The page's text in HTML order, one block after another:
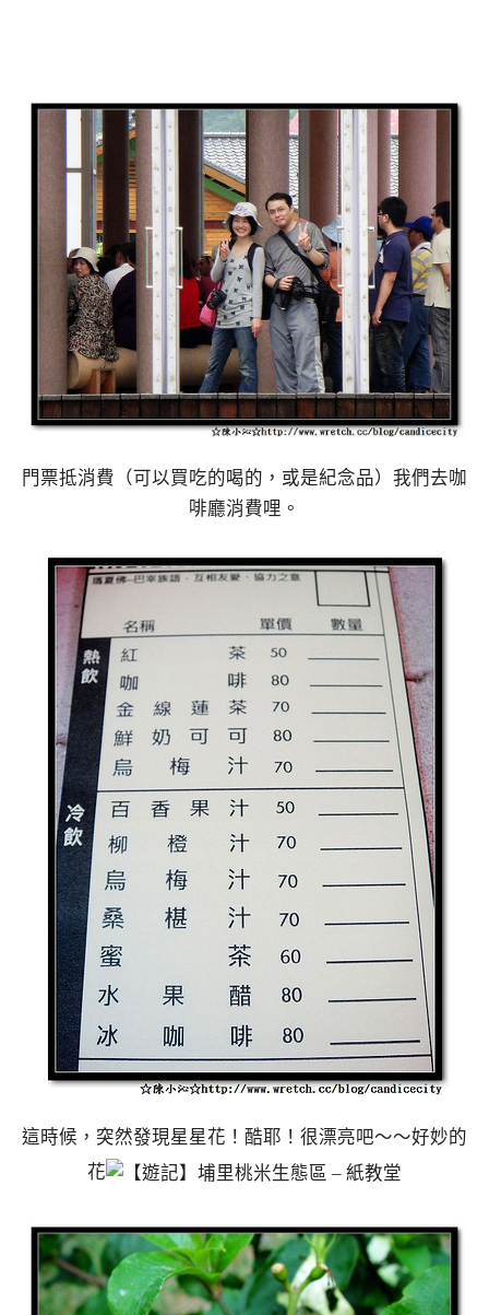
門票抵消費（可以買吃的喝的，或是紀念品）我們去咖
啡廳消費哩。
這時候，突然發現星星花！酷耶！很漂亮吧～～好妙的
花